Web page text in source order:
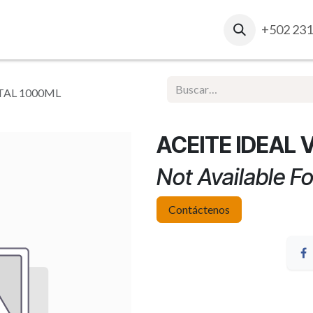
Ventas Corporativas +502
1000ML
ACEITE IDEAL
Not Available
Contáctenos